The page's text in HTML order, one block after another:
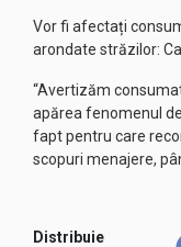
Vor fi afectați
arondate străzilor:
“Avertizăm
apărea fenomenul
fapt pentru care
scopuri menajere,
Distribuie